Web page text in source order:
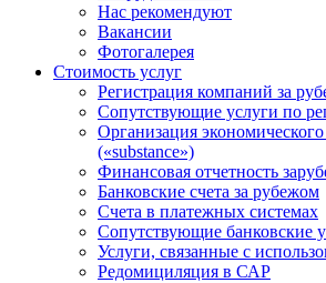
Нас рекомендуют
Вакансии
Фотогалерея
Стоимость услуг
Регистрация компаний за
Сопутствующие услуги по
Организация
(«substance»)
Финансовая отчетность
Банковские счета за рубежом
Счета в платежных системах
Сопутствующие банковские
Услуги, связанные с
Редомициляция в САР